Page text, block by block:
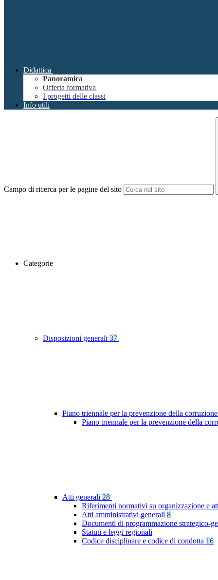
Didattica
Panoramica
Offerta formativa
I progetti delle classi
Info utili
Campo di ricerca per le pagine del sito
Categorie
Disposizioni generali 37
Piano triennale per la prevenzione della
Piano triennale per la prevenzione della
Atti generali 28
Riferimenti normativi su organizzazione e
Atti amministrativi generali 8
Documenti di programmazione strategico-
Statuti e leggi regionali
Codice disciplinare e codice di condotta 16